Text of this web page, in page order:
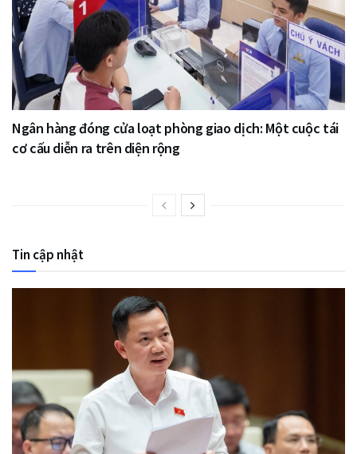
Ngân hàng đóng cửa loạt phòng giao dịch: Một cuộc tái
cơ cấu diễn ra trên diện rộng
Tin cập nhật